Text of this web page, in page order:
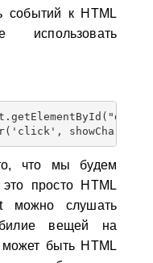
событий к HTML
что мы будем
просто HTML
можно слушать
вещей на
быть HTML